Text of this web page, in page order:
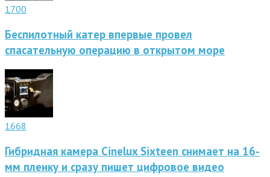
1700
Беспилотный катер впервые провел
спасательную операцию в открытом море
1668
Гибридная камера Cinelux Sixteen снимает на 16-
мм пленку и сразу пишет цифровое видео